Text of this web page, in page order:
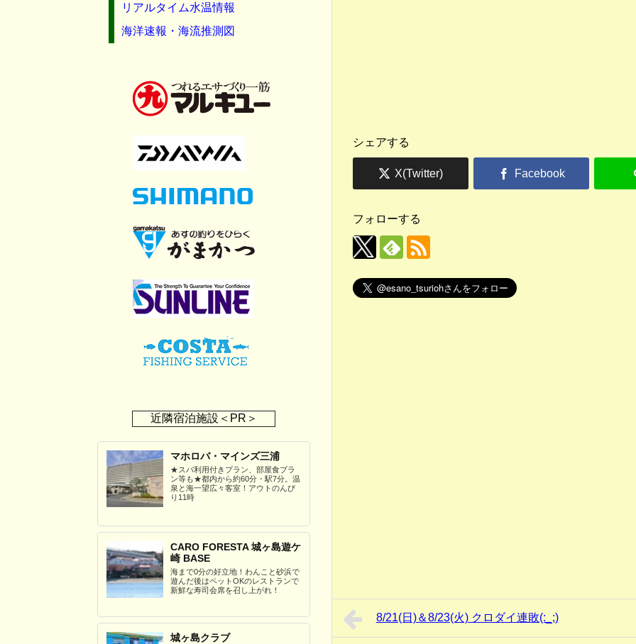
シェアする
フォローする
8/21(日)＆8/23(火) クロダイ連敗(:_;)
リアルタイム水温情報
海洋速報・海流推測図
近隣宿泊施設＜PR＞
マホロバ・マインズ三浦
★スパ利用付きプラン、部屋食プラ
ン等も★都内から約60分・駅7分。温
泉と海一望広々客室！アウトのんび
り11時
CARO FORESTA 城ヶ島遊ケ
崎 BASE
海まで0分の好立地！わんこと砂浜で
遊んだ後はペットOKのレストランで
新鮮な寿司会席を召し上がれ！
城ヶ島クラブ